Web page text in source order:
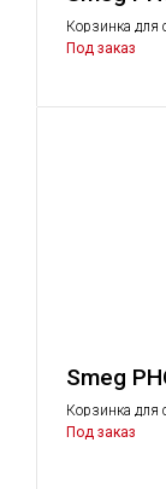
Корзинка для
прямоугольная
Под заказ
Smeg
Корзинка для
Под заказ